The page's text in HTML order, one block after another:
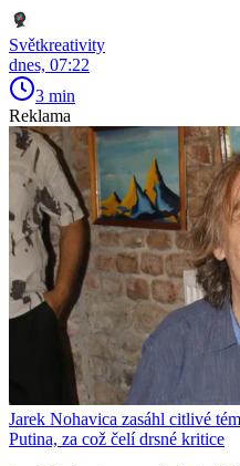
Světkreativity
dnes, 07:22
3 min
Reklama
Jarek Nohavica zasáhl citlivé
Putina, za což čelí drsné kritice